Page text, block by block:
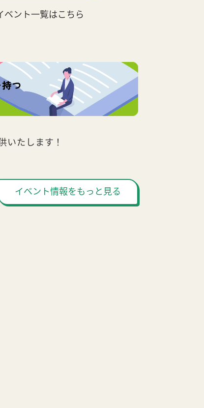
ベント一覧はこちら
いたします！
イベント情報をもっと見る